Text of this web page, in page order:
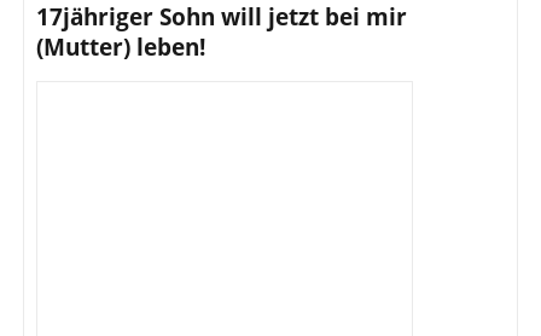
17jähriger Sohn will jetzt bei mir
(Mutter) leben!